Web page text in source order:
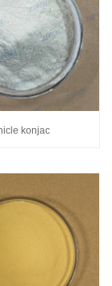
konjac